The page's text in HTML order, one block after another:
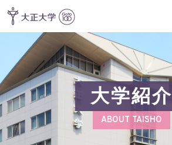
大学紹介
ABOUT TAISHO